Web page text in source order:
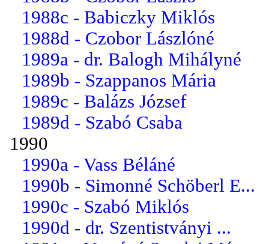
1988c - Babiczky Miklós
1988d - Czobor Lászlóné
1989a - dr. Balogh Mihályné
1989b - Szappanos Mária
1989c - Balázs József
1989d - Szabó Csaba
1990
1990a - Vass Béláné
1990b - Simonné Schöberl E...
1990c - Szabó Miklós
1990d - dr. Szentistványi ...